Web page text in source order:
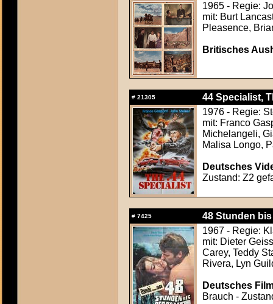
1965 - Regie:
mit: Burt
Pleasence,
Britisches
# 21305
44 Specialist,
1976 - Regie:
mit: Franco
Michelangeli,
Malisa Longo,
Deutsches
Zustand: Z2
# 7425
48 Stunden
1967 - Regie:
mit: Dieter
Carey, Teddy
Rivera, Lyn
Deutsches
Brauch -